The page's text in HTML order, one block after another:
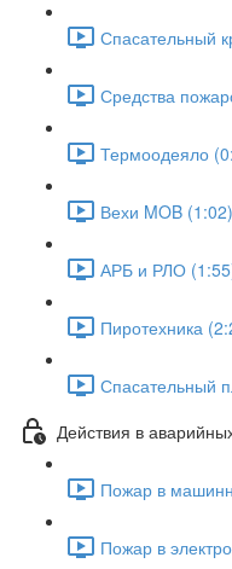
Спасательный
Средства
Термоодеяло
Вехи MOB (1:02)
АРБ и РЛО
Пиротехника
Спасательный
Действия в
Пожар в
Пожар в